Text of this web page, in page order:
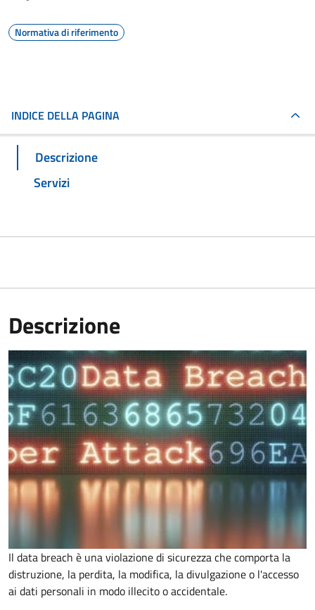
Normativa di riferimento
INDICE DELLA PAGINA
Descrizione
Servizi
Descrizione
Il data breach è una violazione di sicurezza che comporta la
distruzione, la perdita, la modifica, la divulgazione o l'accesso
ai dati personali in modo illecito o accidentale.